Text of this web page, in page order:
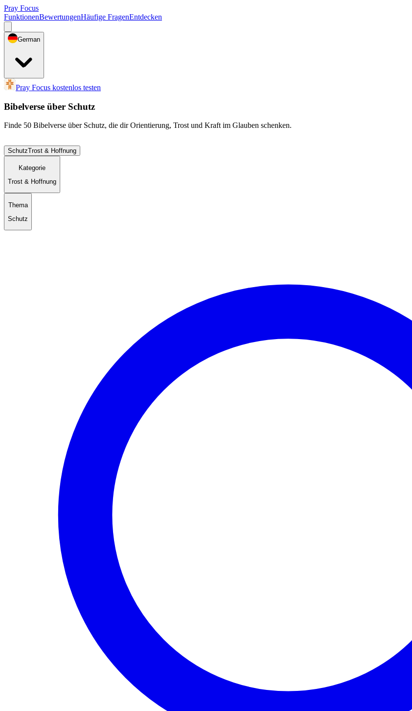
Pray Focus
FunktionenBewertungenHäufige FragenEntdecken
German
Pray Focus kostenlos testen
Bibelverse über Schutz
Finde 50 Bibelverse über Schutz, die dir Orientierung, Trost und Kraft im Glauben schenken.
SchutzTrost & Hoffnung
Kategorie
Trost & Hoffnung
Thema
Schutz